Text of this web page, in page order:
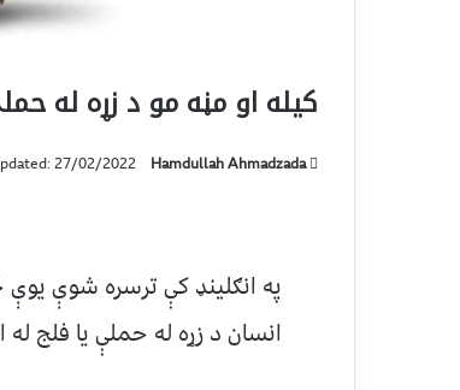
کیله او مڼه مو د زړه له
Hamdullah Ahmadzada
27/02/2022
په انګلینډ کې ترسره شوې
انسان د زړه له حملې یا فلج